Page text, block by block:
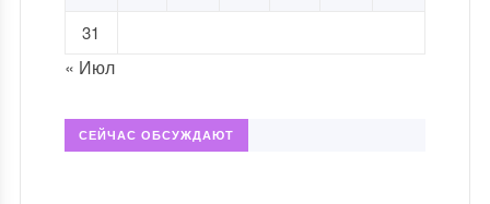
31
« Июл
СЕЙЧАС ОБСУЖДАЮТ